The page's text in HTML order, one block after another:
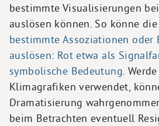
bestimmte Visualisierungen
auslösen können. So könne die
bestimmte Assoziationen oder
auslösen: Rot etwa als
symbolische Bedeutung.
Klimagrafiken verwendet,
Dramatisierung
beim Betrachten eventuell